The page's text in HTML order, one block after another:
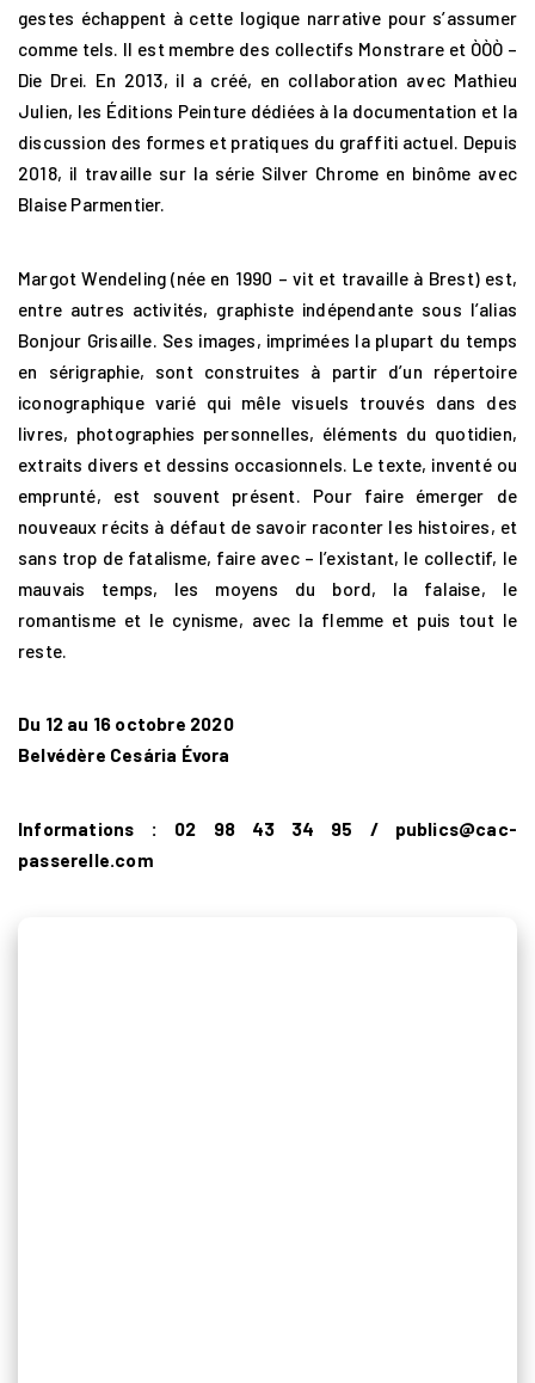
gestes échappent à cette logique narrative pour s’assumer
comme tels. Il est membre des collectifs Monstrare et ÒÒÒ –
Die Drei. En 2013, il a créé, en collaboration avec Mathieu
Julien, les Éditions Peinture dédiées à la documentation et la
discussion des formes et pratiques du graffiti actuel. Depuis
2018, il travaille sur la série Silver Chrome en binôme avec
Blaise Parmentier.
Margot Wendeling (née en 1990 – vit et travaille à Brest) est,
entre autres activités, graphiste indépendante sous l’alias
Bonjour Grisaille. Ses images, imprimées la plupart du temps
en sérigraphie, sont construites à partir d’un répertoire
iconographique varié qui mêle visuels trouvés dans des
livres, photographies personnelles, éléments du quotidien,
extraits divers et dessins occasionnels. Le texte, inventé ou
emprunté, est souvent présent. Pour faire émerger de
nouveaux récits à défaut de savoir raconter les histoires, et
sans trop de fatalisme, faire avec – l’existant, le collectif, le
mauvais temps, les moyens du bord, la falaise, le
romantisme et le cynisme, avec la flemme et puis tout le
reste.
Du 12 au 16 octobre 2020
Belvédère Cesária Évora
Informations : 02 98 43 34 95 / publics@cac-
passerelle.com